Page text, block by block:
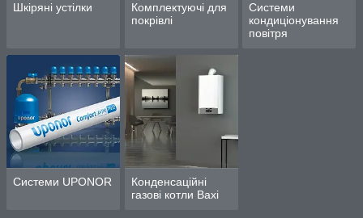
Шкіряні устілки
Комплектуючі для
покрівлі
Системи
кондиціонування
повітря
Системи UPONOR
Конденсаційні
газові котли Baxi